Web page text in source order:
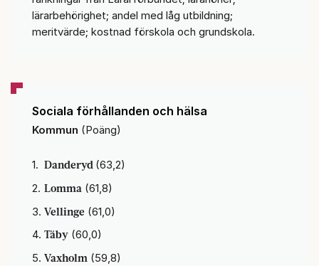
lärarbehörighet; andel med låg utbildning;
meritvärde; kostnad förskola och grundskola.
Sociala förhållanden och hälsa
Kommun (Poäng)
Danderyd (63,2)
Lomma (61,8)
Vellinge (61,0)
Täby (60,0)
Vaxholm (59,8)